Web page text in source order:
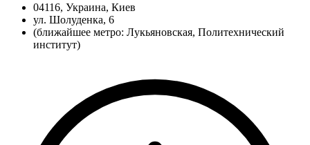
04116, Украина, Киев
ул. Шолуденка, 6
(ближайшее метро: Лукьяновская, Политехнический
институт)